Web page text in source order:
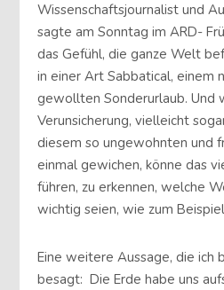
Wissenschaftsjournalist und
sagte am Sonntag im ARD-
das Gefühl, die ganze Welt
in einer Art Sabbatical, einem
gewollten Sonderurlaub. Und
Verunsicherung, vielleicht
diesem so ungewohnten und
einmal gewichen, könne das
führen, zu erkennen, welche
wichtig seien, wie zum
Eine weitere Aussage, die ich
besagt: Die Erde habe uns